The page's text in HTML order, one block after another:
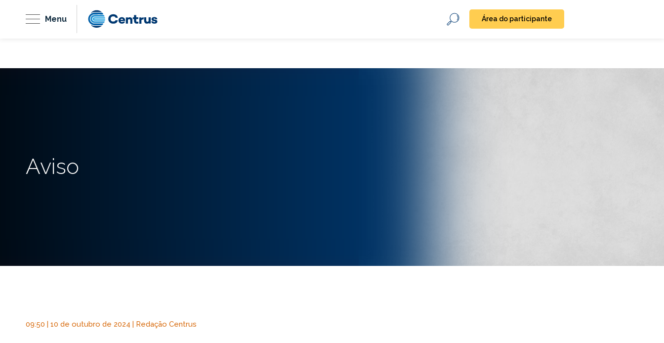
Menu Área do participante
Aviso
09:50 | 10 de outubro de 2024 | Redação Centrus